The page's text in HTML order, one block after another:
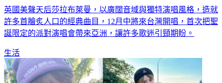
英國美聲天后莎拉布萊曼，以廣闊音域與獨特演唱風格，造就
許多首膾炙人口的經典曲目，12月中將來台灣開唱，首次把聖
誕限定的派對演唱會帶來亞洲，讓許多歌迷引頸期盼。
生活